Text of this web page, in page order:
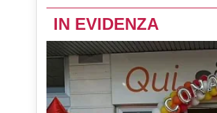
IN EVIDENZA